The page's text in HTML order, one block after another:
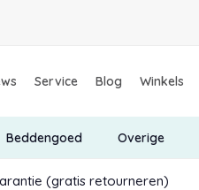
Service Blog Winkels
Beddengoed Overige
(gratis retourneren)